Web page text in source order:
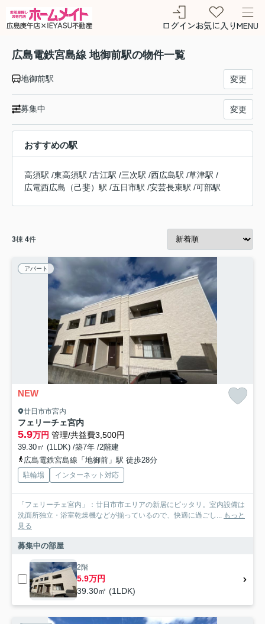
ログインお気に入りMENU
広島電鉄宮島線 地御前駅の物件一覧
地御前駅 変更
募集中 変更
おすすめの駅
高須駅 /東高須駅 /古江駅 /三次駅 /西広島駅 /草津駅 /
広電西広島（己斐）駅 /五日市駅 /安芸長束駅 /可部駅
3棟 4件
アパート
NEW
廿日市市宮内
フェリーチェ宮内
5.9万円 管理/共益費3,500円
39.30㎡ (1LDK) /築7年 /2階建
広島電鉄宮島線「地御前」駅 徒歩28分
駐輪場 インターネット対応
「フェリーチェ宮内」：廿日市市エリアの新居にピッタリ。室内設備は
洗面所独立・浴室乾燥機などが揃っているので、快適に過ごし...
もっと
見る
募集中の部屋
2階
5.9万円
39.30㎡ (1LDK)